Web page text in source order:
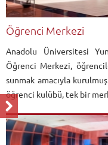
Öğrenci Merkezi
Anadolu Üniversitesi
Öğrenci Merkezi,
sunmak amacıyla
öğrenci kulübü, tek bir